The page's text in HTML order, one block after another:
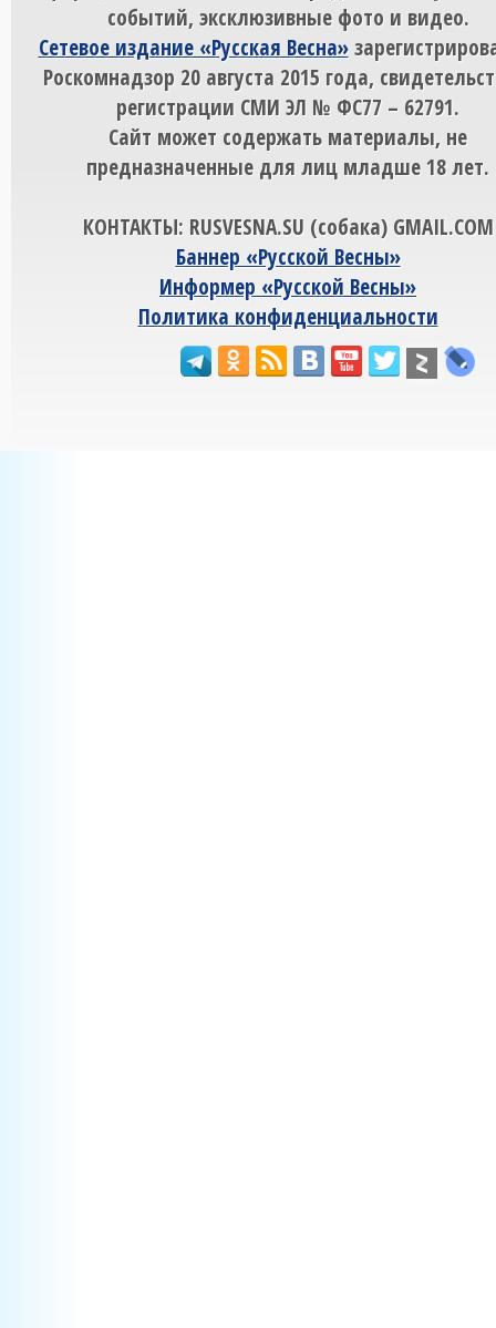
событий, эксклюзивные фото и видео.
Сетевое издание «Русская Весна»
Роскомнадзор 20 августа 2015 года,
регистрации СМИ ЭЛ № ФС77 – 62791.
Сайт может содержать материалы, не
предназначенные для лиц младше 18 лет.
КОНТАКТЫ: RUSVESNA.SU (собака) GMAIL.COM
Баннер «Русской Весны»
Информер «Русской Весны»
Политика конфиденциальности